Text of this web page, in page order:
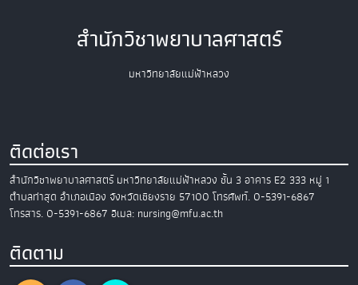
สำนักวิชาพยาบาลศาสตร์
มหาวิทยาลัยแม่ฟ้าหลวง
ติดต่อเรา
สำนักวิชาพยาบาลศาสตร์ มหาวิทยาลัยแม่ฟ้าหลวง ชั้น 3 อาคาร E2 333 หมู่ 1
ตำบลท่าสุด อำเภอเมือง จังหวัดเชียงราย 57100 โทรศัพท์. 0-5391-6867
โทรสาร. 0-5391-6867 อีเมล: nursing@mfu.ac.th
ติดตาม